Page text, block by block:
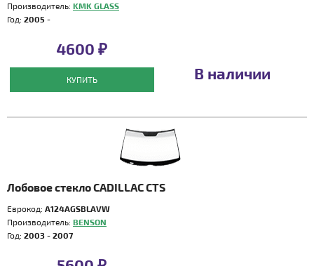
Производитель: KMK GLASS
Год: 2005 -
4600 ₽
КУПИТЬ В наличии
Лобовое стекло CADILLAC CTS
Еврокод: A124AGSBLAVW
Производитель: BENSON
Год: 2003 - 2007